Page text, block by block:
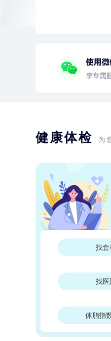
健康体检 为
找套
找医
体脂指